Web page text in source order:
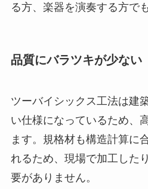
る方、楽器を演奏する方で
品質にバラツキが少ない
ツーバイシックス工法は建
い仕様になっているため、
ます。規格材も構造計算に
れるため、現場で加工した
要がありません。